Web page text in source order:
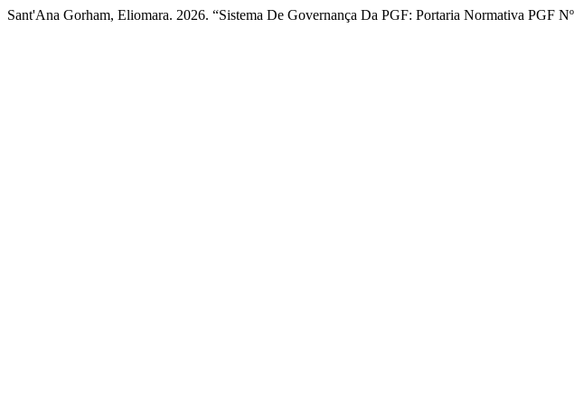
Sant'Ana Gorham, Eliomara. 2026. “Sistema De Governança Da PGF: Portaria Normativa PGF